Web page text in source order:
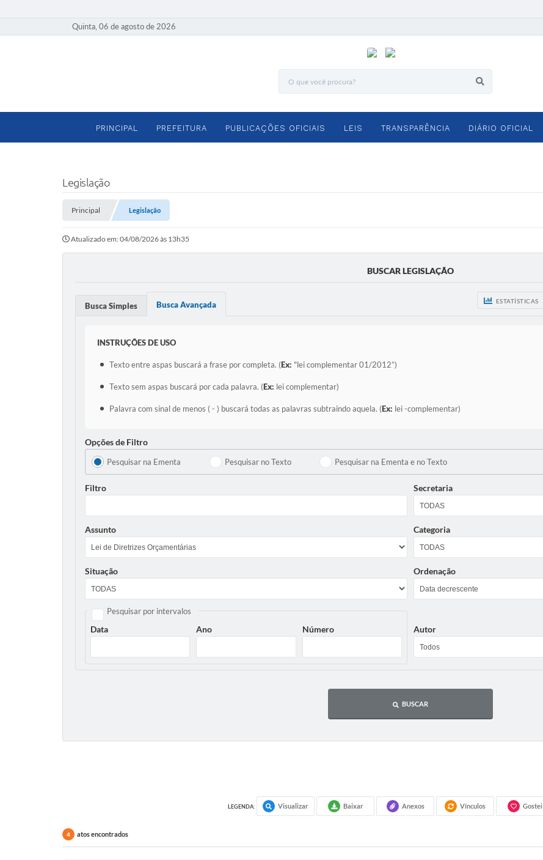
Quinta, 06 de agosto de 2026
PRINCIPAL PREFEITURA PUBLICAÇÕES OFICIAIS LEIS TRANSPARÊNCIA DIÁRIO OFICIAL
Legislação
Principal Legislação
Atualizado em: 04/08/2026 às 13h35
BUSCAR LEGISLAÇÃO
ESTATÍSTICAS
Busca Simples Busca Avançada
INSTRUÇÕES DE USO
Texto entre aspas buscará a frase por completa. (Ex: "lei complementar 01/2012”)
Texto sem aspas buscará por cada palavra. (Ex: lei complementar)
Palavra com sinal de menos ( - ) buscará todas as palavras subtraindo aquela. (Ex: lei -complementar)
Opções de Filtro
Pesquisar na Ementa Pesquisar no Texto Pesquisar na Ementa e no Texto
Filtro Secretaria
Assunto Categoria
Situação Ordenação
Pesquisar por intervalos
Data Ano Número Autor
BUSCAR
LEGENDA: Visualizar Baixar Anexos Vínculos Gostei
4 atos encontrados